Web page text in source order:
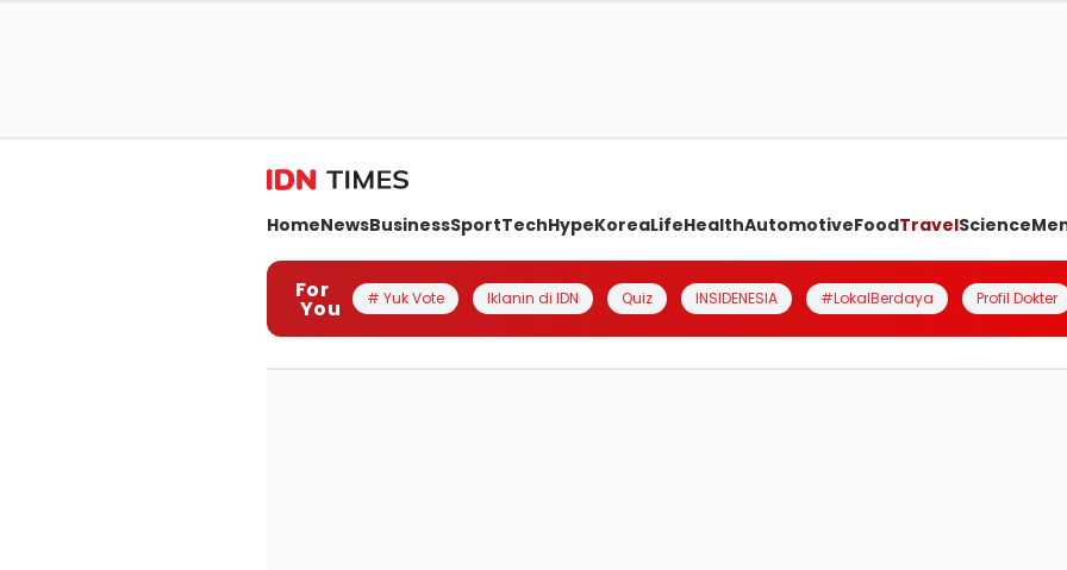
HomeNewsBusinessSportTechHypeKoreaLifeHealthAutomotiveFoodTravelScience
For
You # Yuk Vote Iklanin di IDN Quiz INSIDENESIA #LokalBerdaya Profil Dokter